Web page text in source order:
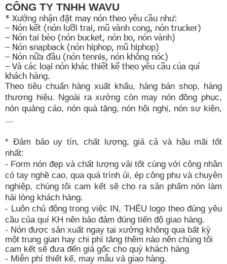
CÔNG TY TNHH WAVU
* Xưởng nhận đặt maynón theo yêu cầu như:
– Nón kết (nón lưỡi trai, mũ vành cong, nón trucker)
– Nón tai bèo (nón bucket, nón bo, nón vành)
– Nón snapback (nón hiphop, mũ hiphop)
– Nón nữa đầu (nón tennis, nón không nóc)
–Và các loại nón khác thiết kế theo yêu cầu của quí
khách hàng.
Theo tiêu chuẩn hàng xuất khẩu, hàng bán shop, hàng
thương hiệu. Ngoài ra xưởng còn may nón đồng phục,
nón quảng cáo, nón quà tặng, nón hội nghị, nón sự kiện,
…
* Đảm bảo uy tín, chất lượng, giá cả và hậu mãi tốt
nhất:
- Form nón đẹp và chất lượng vải tốt cùng với công nhân
có tay nghề cao, qua quá trình ủi, ép công phu và chuyên
nghiệp, chúng tôi cam kết sẽ cho ra sản phẩm nón làm
hài lòng khách hàng.
- Luôn chủ động trong việc IN, THÊU logo theo đúng yêu
cầu của quí KH nên bảo đảm đúng tiến độ giao hàng.
- Nón được sản xuất ngay tại xưởng không qua bất kỳ
một trung gian hay chi phí tăng thêm nào nên chúng tôi
cam kết sẽ đưa đến giá gốc cho quý khách hàng
- Miễn phí thiết kế, may mẫu và giao hàng.